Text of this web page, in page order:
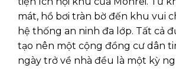
mát, hồ bơi tràn bờ đến khu vui
hệ thống an ninh đa lớp. Tất cả
tạo nên một cộng đồng cư dân
ngày trở về nhà đều là một kỳ